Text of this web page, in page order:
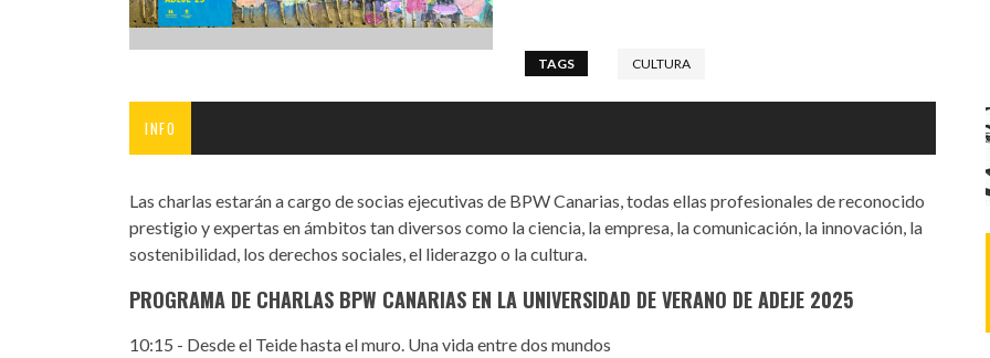
FORMATIVO
TAGS CULTURA
INFO
Las charlas estarán a cargo de socias ejecutivas de BPW Canarias, todas ellas profesionales de reconocido
prestigio y expertas en ámbitos tan diversos como la ciencia, la empresa, la comunicación, la innovación, la
sostenibilidad, los derechos sociales, el liderazgo o la cultura.
PROGRAMA DE CHARLAS BPW CANARIAS EN LA UNIVERSIDAD DE VERANO DE ADEJE 2025
10:15 - Desde el Teide hasta el muro. Una vida entre dos mundos